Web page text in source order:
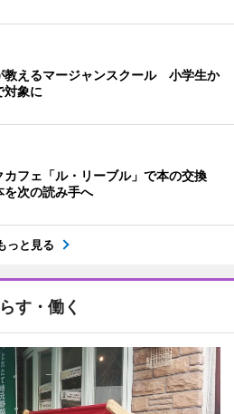
教えるマージャンスクール 小学生か
対象に
カフェ「ル・リーブル」で本の交換
次の読み手へ
っと見る
す・働く